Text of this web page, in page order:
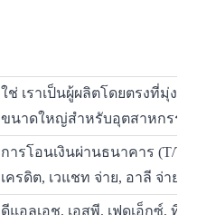
ใช่ เราเป็นผู้ผลิตโดยตรงที่มุ่ง
ขนาดใหญ่สำหรับอุตสาหกรรม
การโอนเงินผ่านธนาคาร (T/
เครดิต, เวแชท จ่าย, อาลี จ่าย,
ดีแอลเอช, เอสพี, เฟดเอ็กซ์, ที